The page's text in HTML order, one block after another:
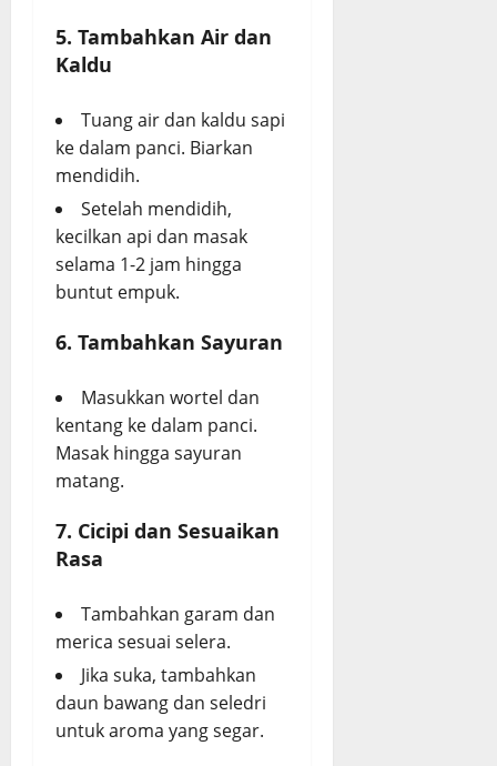
5. Tambahkan Air dan
Kaldu
Tuang air dan kaldu sapi
ke dalam panci. Biarkan
mendidih.
Setelah mendidih,
kecilkan api dan masak
selama 1-2 jam hingga
buntut empuk.
6. Tambahkan Sayuran
Masukkan wortel dan
kentang ke dalam panci.
Masak hingga sayuran
matang.
7. Cicipi dan Sesuaikan
Rasa
Tambahkan garam dan
merica sesuai selera.
Jika suka, tambahkan
daun bawang dan seledri
untuk aroma yang segar.